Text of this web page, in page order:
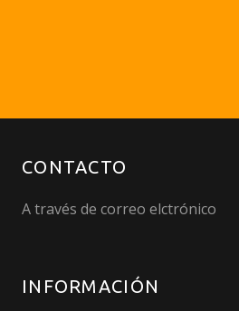
CONTACTO
A través de correo elctrónico
INFORMACIÓN